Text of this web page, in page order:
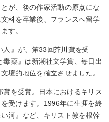
が、後の作家活動の原点にな
科を卒業後、フランスへ留学
す。
人』が、第33回芥川賞を受
薬』は新潮社文学賞、毎日出
壇的地位を確立させました。
を受賞。日本におけるキリス
受けます。1996年に生涯を終
河』など、キリスト教を根幹